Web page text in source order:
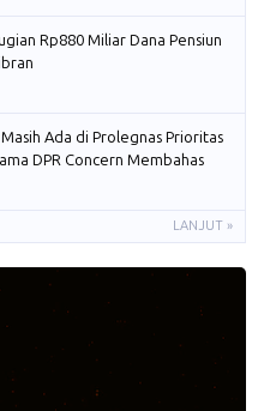
Rp880 Miliar Dana Pensiun
Ada di Prolegnas Prioritas
DPR Concern Membahas
LANJUT »